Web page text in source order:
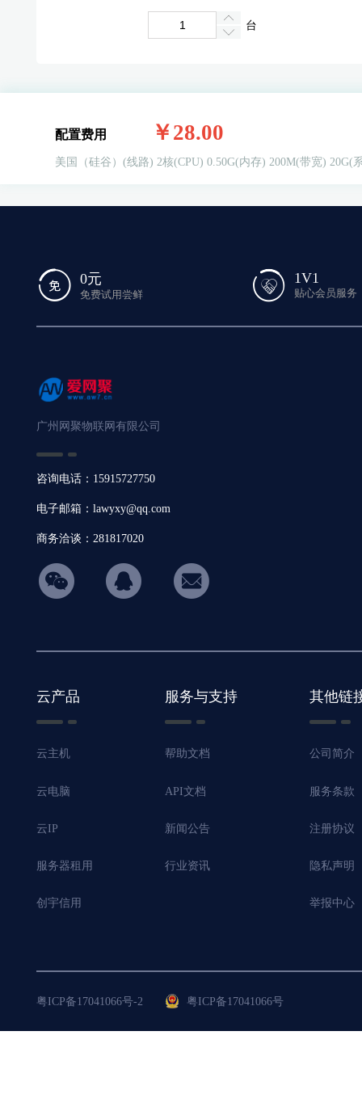
台
配置费用 ￥28.00
美国（硅谷）(线路) 2核(CPU) 0.50G(内存) 200M(带宽) 20G(
0元
免费试用尝鲜
1V1
贴心会员服务
广州网聚物联网有限公司
咨询电话：15915727750
电子邮箱：lawyxy@qq.com
商务洽谈：281817020
hicon34
云产品
云主机
云电脑
云IP
服务器租用
创宇信用
服务与支持
帮助文档
API文档
新闻公告
行业资讯
其他链
公司简介
服务条款
注册协议
隐私声明
举报中心
粤ICP备17041066号-2 粤ICP备17041066号